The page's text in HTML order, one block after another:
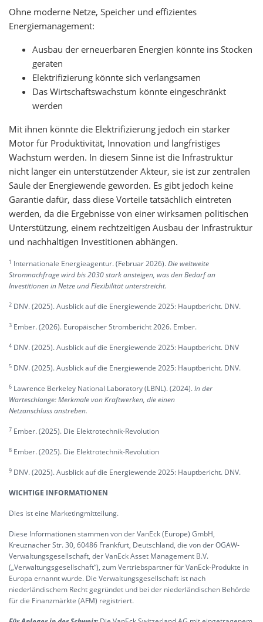
Ohne moderne Netze, Speicher und effizientes
Energiemanagement:
Ausbau der erneuerbaren Energien könnte ins Stocken
geraten
Elektrifizierung könnte sich verlangsamen
Das Wirtschaftswachstum könnte eingeschränkt
werden
Mit ihnen könnte die Elektrifizierung jedoch ein starker
Motor für Produktivität, Innovation und langfristiges
Wachstum werden. In diesem Sinne ist die Infrastruktur
nicht länger ein unterstützender Akteur, sie ist zur zentralen
Säule der Energiewende geworden. Es gibt jedoch keine
Garantie dafür, dass diese Vorteile tatsächlich eintreten
werden, da die Ergebnisse von einer wirksamen politischen
Unterstützung, einem rechtzeitigen Ausbau der Infrastruktur
und nachhaltigen Investitionen abhängen.
1 Internationale Energieagentur. (Februar 2026).Die weltweite
Stromnachfrage wird bis 2030 stark ansteigen, was den Bedarf an
Investitionen in Netze und Flexibilität unterstreicht.
2 DNV. (2025). Ausblick auf die Energiewende 2025: Hauptbericht. DNV.
3 Ember. (2026). Europäischer Strombericht 2026. Ember.
4 DNV. (2025). Ausblick auf die Energiewende 2025: Hauptbericht. DNV
5 DNV. (2025). Ausblick auf die Energiewende 2025: Hauptbericht. DNV.
6 Lawrence Berkeley National Laboratory (LBNL). (2024).In der
Warteschlange: Merkmale von Kraftwerken, die einen
Netzanschluss anstreben.
7 Ember. (2025). Die Elektrotechnik-Revolution
8 Ember. (2025). Die Elektrotechnik-Revolution
9 DNV. (2025). Ausblick auf die Energiewende 2025: Hauptbericht. DNV.
WICHTIGE INFORMATIONEN
Dies ist eine Marketingmitteilung.
Diese Informationen stammen von der VanEck (Europe) GmbH,
Kreuznacher Str. 30, 60486 Frankfurt, Deutschland, die von der OGAW-
Verwaltungsgesellschaft, der VanEck Asset Management B.V.
(„Verwaltungsgesellschaft“), zum Vertriebspartner für VanEck-Produkte in
Europa ernannt wurde. Die Verwaltungsgesellschaft ist nach
niederländischem Recht gegründet und bei der niederländischen Behörde
für die Finanzmärkte (AFM) registriert.